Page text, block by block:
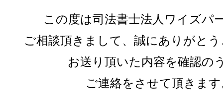
この度は司法書士法人ワイズパ
ご相談頂きまして、誠にありがと
お送り頂いた内容を確認の
ご連絡をさせて頂きま